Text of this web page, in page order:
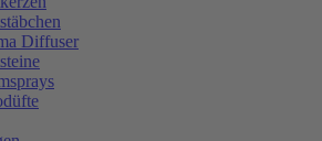
Diffuser